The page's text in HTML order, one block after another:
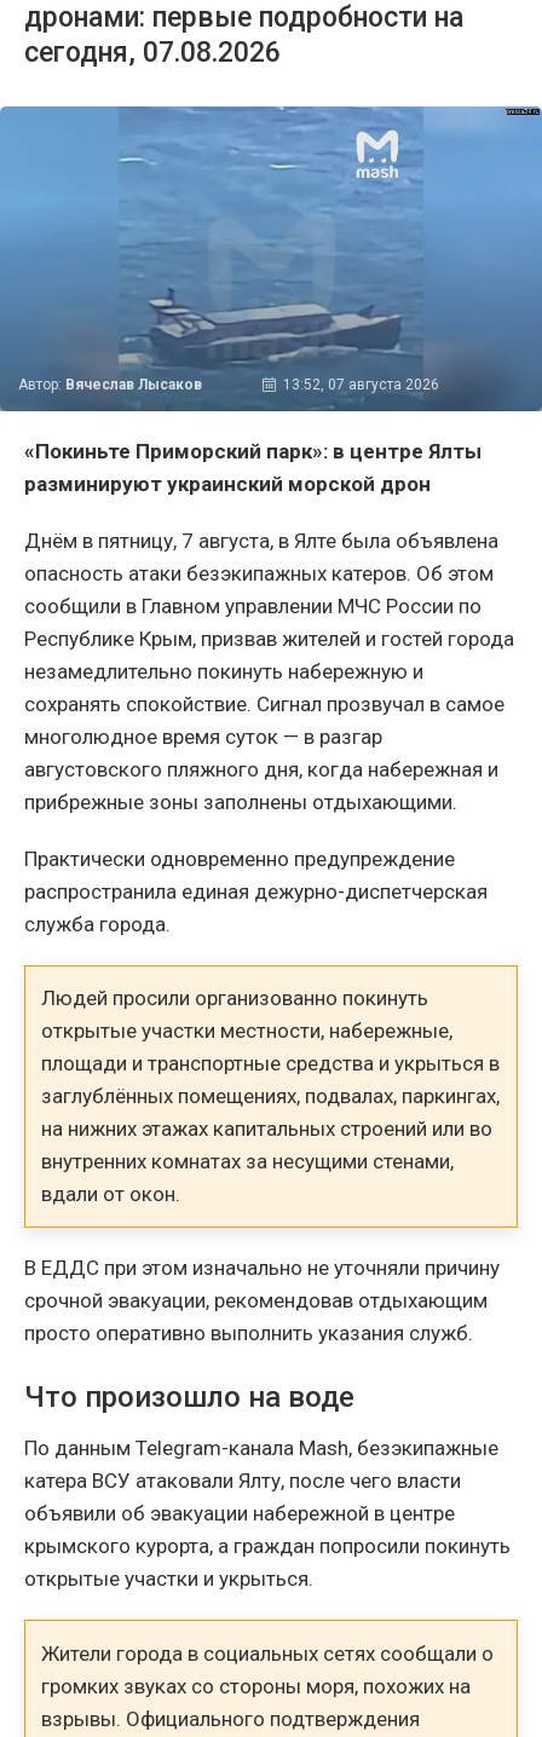
дронами: первые подробности на
сегодня, 07.08.2026
Автор: Вячеслав Лысаков 13:52, 07 августа 2026
«Покиньте Приморский парк»: в центре Ялты
разминируют украинский морской дрон
Днём в пятницу, 7 августа, в Ялте была объявлена
опасность атаки безэкипажных катеров. Об этом
сообщили в Главном управлении МЧС России по
Республике Крым, призвав жителей и гостей города
незамедлительно покинуть набережную и
сохранять спокойствие. Сигнал прозвучал в самое
многолюдное время суток — в разгар
августовского пляжного дня, когда набережная и
прибрежные зоны заполнены отдыхающими.
Практически одновременно предупреждение
распространила единая дежурно-диспетчерская
служба города.
Людей просили организованно покинуть
открытые участки местности, набережные,
площади и транспортные средства и укрыться в
заглублённых помещениях, подвалах, паркингах,
на нижних этажах капитальных строений или во
внутренних комнатах за несущими стенами,
вдали от окон.
В ЕДДС при этом изначально не уточняли причину
срочной эвакуации, рекомендовав отдыхающим
просто оперативно выполнить указания служб.
Что произошло на воде
По данным Telegram-канала Mash, безэкипажные
катера ВСУ атаковали Ялту, после чего власти
объявили об эвакуации набережной в центре
крымского курорта, а граждан попросили покинуть
открытые участки и укрыться.
Жители города в социальных сетях сообщали о
громких звуках со стороны моря, похожих на
взрывы. Официального подтверждения